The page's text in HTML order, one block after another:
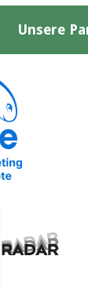
Unsere